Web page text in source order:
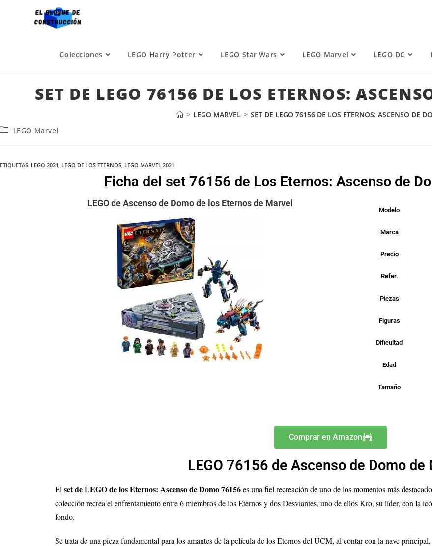
Colecciones LEGO Harry Potter LEGO Star Wars LEGO Marvel LEGO DC
SET DE LEGO 76156 DE LOS ETERNOS:
> LEGO MARVEL > SET DE LEGO 76156 DE LOS ETERNOS: ASCENSO DE
LEGO Marvel
ETIQUETAS: LEGO 2021, LEGO DE LOS ETERNOS, LEGO MARVEL 2021
Ficha del set 76156 de Los Eternos: Ascenso de
LEGO de Ascenso de Domo de los Eternos de Marvel
Modelo
Marca
Precio
Refer.
Piezas
Figuras
Dificultad
Edad
Tamaño
Comprar en Amazon
LEGO 76156 de Ascenso de Domo de
El set de LEGO de los Eternos: Ascenso de Domo 76156es una fiel recreación de uno de los momentos más
colección recrea el enfrentamiento entre 6 miembros de los Eternos y dos Desviantes, uno de ellos Kro, su líder, con la
fondo.
Se trata de una pieza fundamental para los amantes de la película de los Eternos del UCM, al contar con la nave